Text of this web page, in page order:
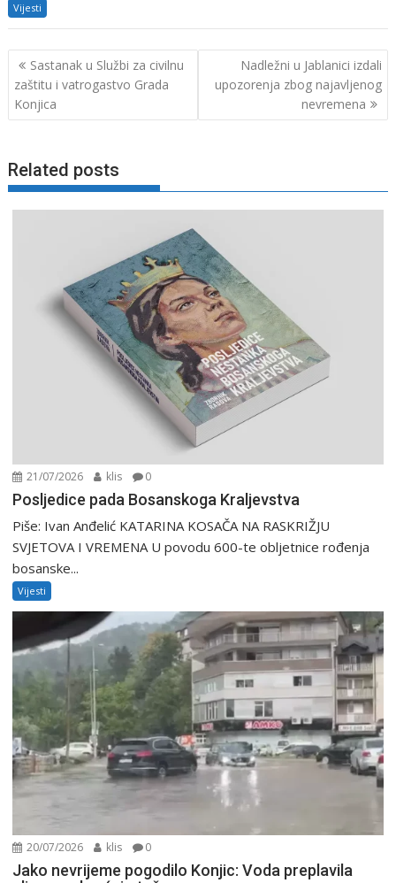
Vijesti
Navigacija
objava
Sastanak u Službi za civilnu
zaštitu i vatrogastvo Grada
Konjica
Nadležni u Jablanici izdali
upozorenja zbog najavljenog
nevremena
Related posts
21/07/2026 klis 0
Posljedice pada Bosanskoga Kraljevstva
Piše: Ivan Anđelić KATARINA KOSAČA NA RASKRIŽJU
SVJETOVA I VREMENA U povodu 600-te obljetnice rođenja
bosanske...
Vijesti
20/07/2026 klis 0
Jako nevrijeme pogodilo Konjic: Voda preplavila